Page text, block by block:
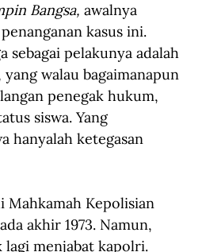
Bangsa, awalnya
kasus ini.
sebagai pelakunya adalah
walau bagaimanapun
penegak hukum,
siswa. Yang
hanyalah ketegasan
Mahkamah Kepolisian
akhir 1973. Namun,
lagi menjabat kapolri.